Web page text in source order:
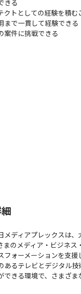
きる
クトとしての経験を積む
まで一貫して経験できる
案件に挑戦できる
メディアプレックスは
まのメディア・ビジネス
ォーメーションを支援
あるテレビとデジタル
できる環境で、さまざま